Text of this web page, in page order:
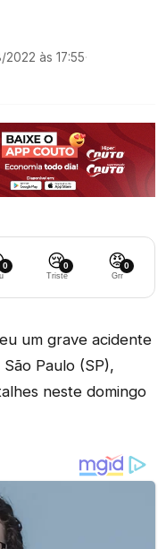
às 17:55·
0 😢0
Triste
😡0
Grr
um grave acidente
Paulo (SP),
neste domingo